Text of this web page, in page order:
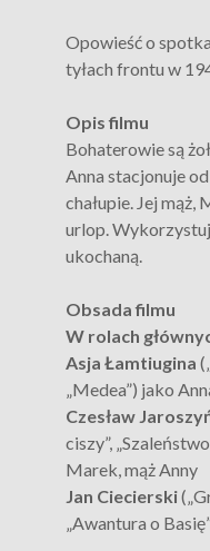
Opowieść o
tyłach frontu w
Opis filmu
Bohaterowie są
Anna stacjonuje
chałupie. Jej
urlop.
ukochaną.
Obsada filmu
W rolach
Asja Łamtiugina
„Medea”) jako
Czesław
ciszy”,
Marek, mąż Anny
Jan Ciecierski
„Awantura o